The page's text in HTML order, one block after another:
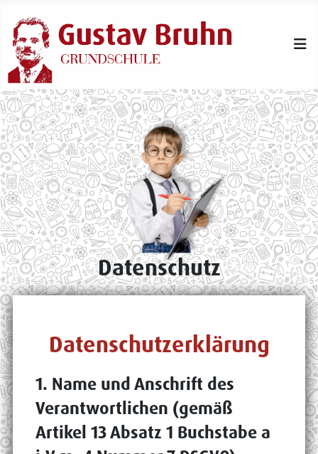
Datenschutz
Datenschutzerklärung
1. Name und Anschrift des
Verantwortlichen (gemäß
Artikel 13 Absatz 1 Buchstabe a